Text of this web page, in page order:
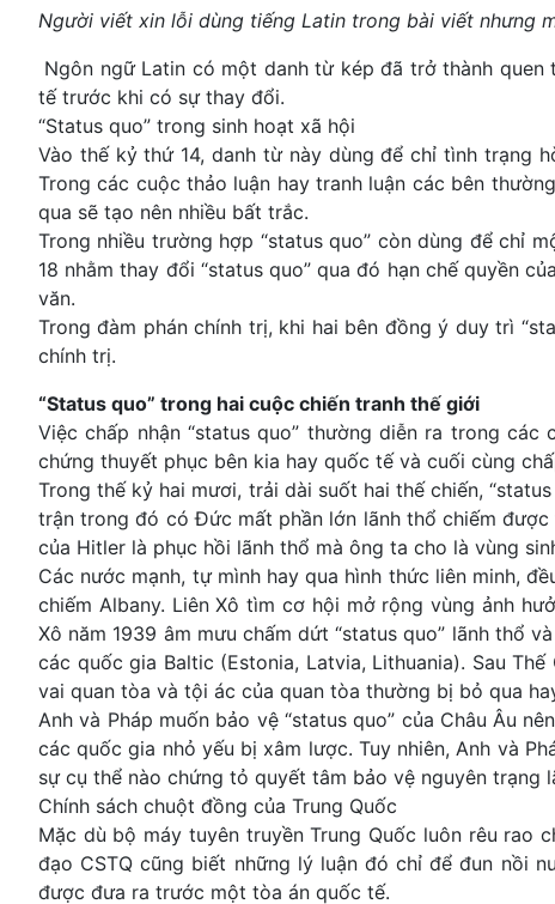
Người viết xin lỗi dùng tiếng Latin trong bài viết nhưng
Ngôn ngữ Latin có một danh từ kép đã trở thành quen
tế trước khi có sự thay đổi.
“Status quo” trong sinh hoạt xã hội
Vào thế kỷ thứ 14, danh từ này dùng để chỉ tình trạng
Trong các cuộc thảo luận hay tranh luận các bên
qua sẽ tạo nên nhiều bất trắc.
Trong nhiều trường hợp “status quo” còn dùng để chỉ
18 nhằm thay đổi “status quo” qua đó hạn chế quyền
văn.
Trong đàm phán chính trị, khi hai bên đồng ý duy trì
chính trị.
“Status quo” trong hai cuộc chiến tranh thế giới
Việc chấp nhận “status quo” thường diễn ra trong
chứng thuyết phục bên kia hay quốc tế và cuối cùng
Trong thế kỷ hai mươi, trải dài suốt hai thế chiến,
trận trong đó có Đức mất phần lớn lãnh thổ chiếm
của Hitler là phục hồi lãnh thổ mà ông ta cho là vùng
Các nước mạnh, tự mình hay qua hình thức liên minh,
chiếm Albany. Liên Xô tìm cơ hội mở rộng vùng ảnh
Xô năm 1939 âm mưu chấm dứt “status quo” lãnh thổ
các quốc gia Baltic (Estonia, Latvia, Lithuania). Sau
vai quan tòa và tội ác của quan tòa thường bị bỏ qua
Anh và Pháp muốn bảo vệ “status quo” của Châu Âu
các quốc gia nhỏ yếu bị xâm lược. Tuy nhiên, Anh và
sự cụ thể nào chứng tỏ quyết tâm bảo vệ nguyên trạng
Chính sách chuột đồng của Trung Quốc
Mặc dù bộ máy tuyên truyền Trung Quốc luôn rêu rao
đạo CSTQ cũng biết những lý luận đó chỉ để đun nồi
được đưa ra trước một tòa án quốc tế.